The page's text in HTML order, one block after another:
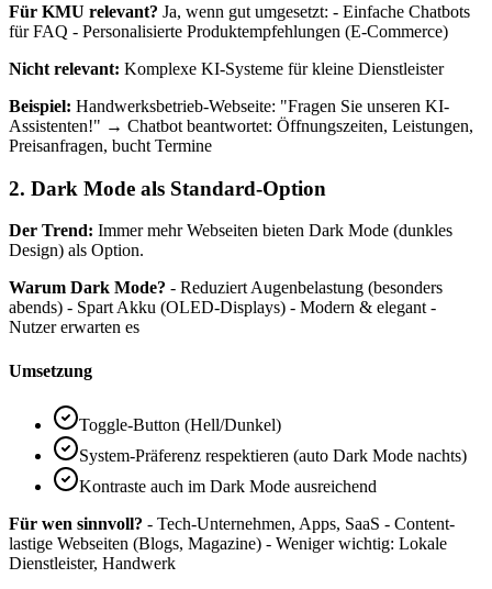
Für KMU relevant? Ja, wenn gut umgesetzt: - Einfache Chatbots
für FAQ - Personalisierte Produktempfehlungen (E-Commerce)
Nicht relevant: Komplexe KI-Systeme für kleine Dienstleister
Beispiel: Handwerksbetrieb-Webseite: "Fragen Sie unseren KI-
Assistenten!" → Chatbot beantwortet: Öffnungszeiten, Leistungen,
Preisanfragen, bucht Termine
2. Dark Mode als Standard-Option
Der Trend: Immer mehr Webseiten bieten Dark Mode (dunkles
Design) als Option.
Warum Dark Mode? - Reduziert Augenbelastung (besonders
abends) - Spart Akku (OLED-Displays) - Modern & elegant -
Nutzer erwarten es
Umsetzung
Toggle-Button (Hell/Dunkel)
System-Präferenz respektieren (auto Dark Mode nachts)
Kontraste auch im Dark Mode ausreichend
Für wen sinnvoll? - Tech-Unternehmen, Apps, SaaS - Content-
lastige Webseiten (Blogs, Magazine) - Weniger wichtig: Lokale
Dienstleister, Handwerk